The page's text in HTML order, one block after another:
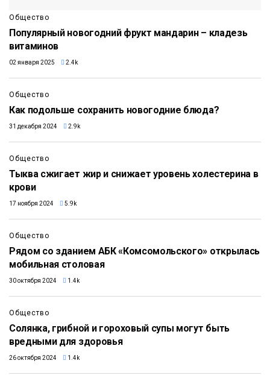
Общество
Популярный новогодний фрукт мандарин – кладезь
витаминов
02 января 2025 2.4k
Общество
Как подольше сохранить новогодние блюда?
31 декабря 2024 2.9k
Общество
Тыква сжигает жир и снижает уровень холестерина в
крови
17 ноября 2024 5.9k
Общество
Рядом со зданием АБК «Комсомольского» открылась
мобильная столовая
30 октября 2024 1.4k
Общество
Солянка, грибной и гороховый супы могут быть
вредными для здоровья
26 октября 2024 1.4k